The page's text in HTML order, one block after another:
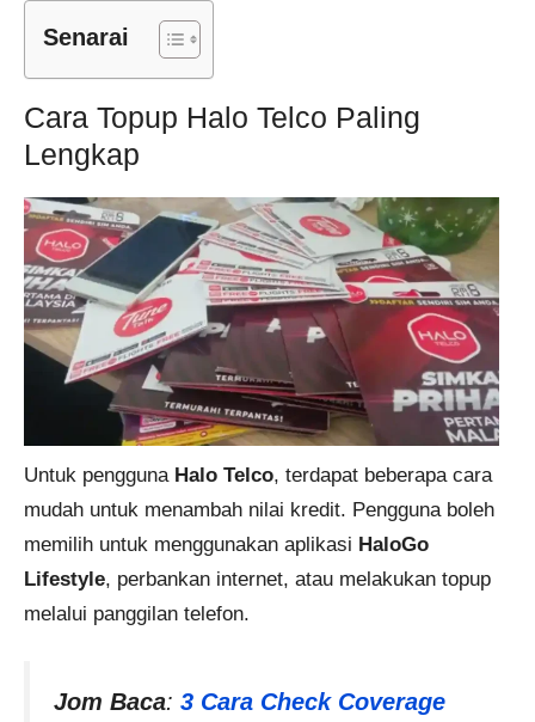
Senarai
Cara Topup Halo Telco Paling
Lengkap
Untuk pengguna Halo Telco, terdapat beberapa cara
mudah untuk menambah nilai kredit. Pengguna boleh
memilih untuk menggunakan aplikasi HaloGo
Lifestyle, perbankan internet, atau melakukan topup
melalui panggilan telefon.
Jom Baca: 3 Cara Check Coverage